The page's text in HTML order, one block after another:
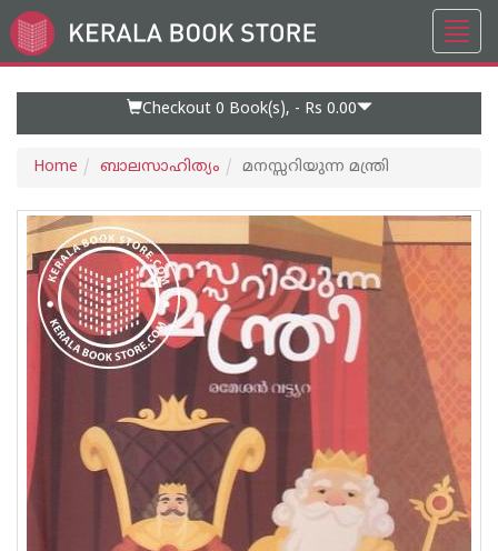
Go
to
Checkout 0 Book(s), - Rs 0.00
Home ബാലസാഹിത്യം മനസ്സറിയുന്ന മന്ത്രി